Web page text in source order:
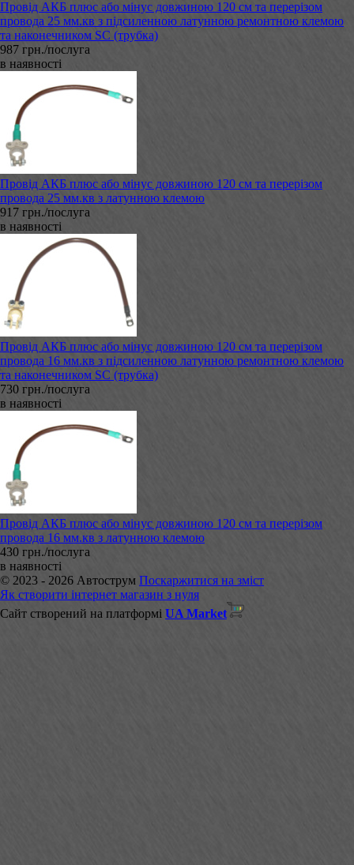
Провід АКБ плюс або мінус довжиною 120 см та перерізом
провода 25 мм.кв з підсиленною латунною ремонтною клемою
та наконечником SC (трубка)
987 грн./послуга
в наявності
Провід АКБ плюс або мінус довжиною 120 см та перерізом
провода 25 мм.кв з латунною клемою
917 грн./послуга
в наявності
Провід АКБ плюс або мінус довжиною 120 см та перерізом
провода 16 мм.кв з підсиленною латунною ремонтною клемою
та наконечником SC (трубка)
730 грн./послуга
в наявності
Провід АКБ плюс або мінус довжиною 120 см та перерізом
провода 16 мм.кв з латунною клемою
430 грн./послуга
в наявності
© 2023 - 2026 Автострум Поскаржитися на зміст
Як створити інтернет магазин з нуля
Сайт створений на платформі UA Market